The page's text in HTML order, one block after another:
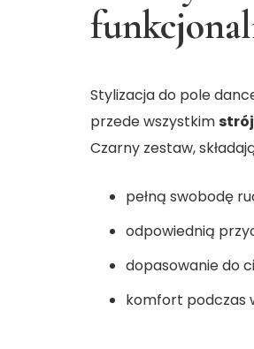
Stylizacja do pole
przede wszystkim
Czarny zestaw,
pełną swobodę
odpowiednią
dopasowanie do
komfort podczas